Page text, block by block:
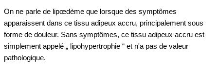
On ne parle de lipœdème que lorsque des symptômes
apparaissent dans ce tissu adipeux accru, principalement sous
forme de douleur. Sans symptômes, ce tissu adipeux accru est
simplement appelé „ lipohypertrophie “ et n'a pas de valeur
pathologique.